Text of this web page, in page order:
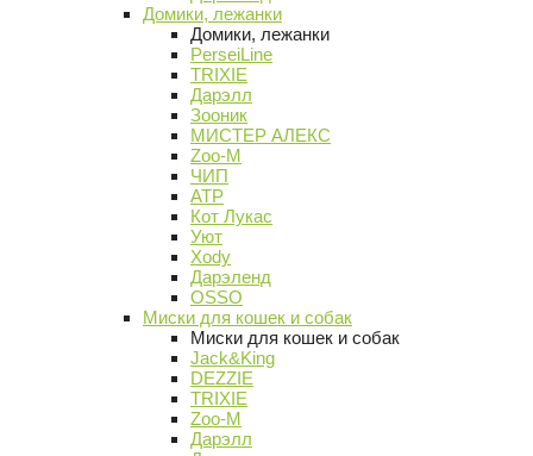
Домики, лежанки
Домики, лежанки
PerseiLine
TRIXIE
Дарэлл
Зооник
МИСТЕР АЛЕКС
Zoo-M
ЧИП
АТР
Кот Лукас
Уют
Xody
Дарэленд
OSSO
Миски для кошек и собак
Миски для кошек и собак
Jack&King
DEZZIE
TRIXIE
Zoo-M
Дарэлл